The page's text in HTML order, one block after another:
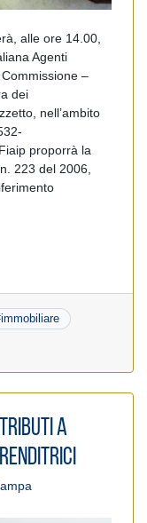
alle ore 14.00,
Agenti
–
dei
nell’ambito
proporrà la
223 del 2006,
immobiliare
a